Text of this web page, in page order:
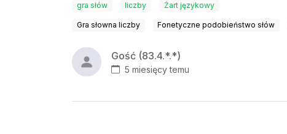
gra słów liczby Żart językowy
Gra słowna liczby Fonetyczne podobieństwo słów
Gość (83.4.*.*)
5 miesięcy temu